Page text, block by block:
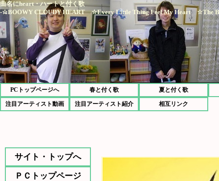
曲名にheart・ハートと付く歌
-☆BOOWY CLOUDY HEART ☆Every Little Thing Feel My Heart ☆The
PCトップページへ 春と付く歌 夏と付く歌
注目アーティスト動画 注目アーティスト紹介 相互リンク
サイト・トップへ
ＰＣトップページ